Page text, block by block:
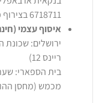
6718711 בצירוף מספר הזמנה).
איסוף עצמי
ירושלים:
ריינס 12)
בית הספארי:
מכמש (מחסן